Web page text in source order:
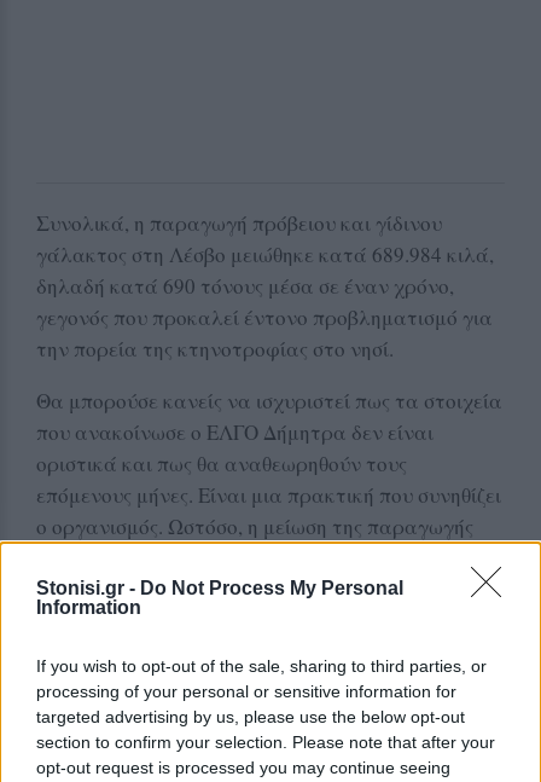
Stonisi.gr - Do Not Process My Personal
Information
If you wish to opt-out of the sale, sharing to third parties, or
processing of your personal or sensitive information for
targeted advertising by us, please use the below opt-out
section to confirm your selection. Please note that after your
opt-out request is processed you may continue seeing
Συνολικά, η παραγωγή πρόβειου και γίδινου
γάλακτος στη Λέσβο μειώθηκε κατά 689.984 κιλά,
δηλαδή κατά 690 τόνους μέσα σε έναν χρόνο,
γεγονός που προκαλεί έντονο προβληματισμό για
την πορεία της κτηνοτροφίας στο νησί.
Θα μπορούσε κανείς να ισχυριστεί πως τα στοιχεία
που ανακοίνωσε ο ΕΛΓΟ Δήμητρα δεν είναι
οριστικά και πως θα αναθεωρηθούν τους
επόμενους μήνες. Είναι μια πρακτική που συνηθίζει
ο οργανισμός. Ωστόσο, η μείωση της παραγωγής
αμφισβητήσει κανείς.
Δείτε περισσότερα άρθρα μας στα αποτελέσματα
αναζήτησης
Add stonisi.gr on Google ↗